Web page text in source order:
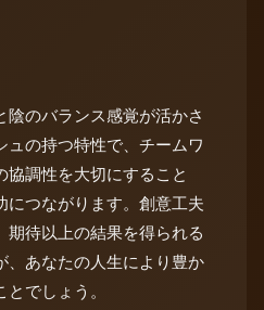
のバランス感覚が活かさ
ュの持つ特性で、チームワ
協調性を大切にすること
につながります。創意工夫
期待以上の結果を得られる
、あなたの人生により豊か
でしょう。